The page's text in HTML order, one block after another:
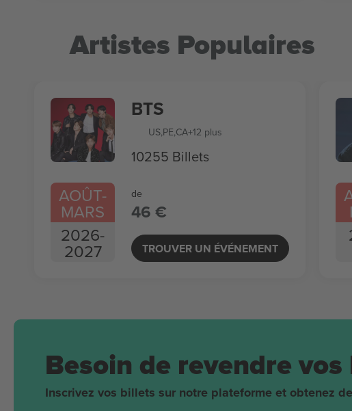
Artistes Populaires
AOÛT-
MARS
2026-
2027
BTS
US,PE,CA+12 plus
10255 Billets
de
46 €
TROUVER UN ÉVÉNEMENT
Besoin de revendre
Inscrivez vos billets sur notre plateforme et obtenez